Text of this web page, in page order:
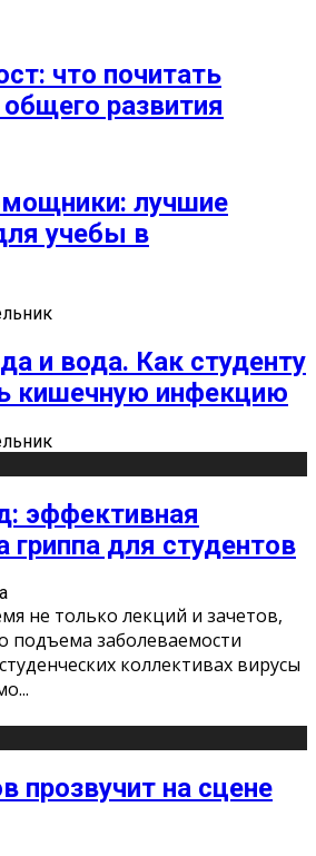
что почитать
развития
лучшие
учебы в
и вода. Как студенту
кишечную инфекцию
эффективная
гриппа для студентов
не только лекций и зачетов,
подъема заболеваемости
коллективах вирусы
...
прозвучит на сцене